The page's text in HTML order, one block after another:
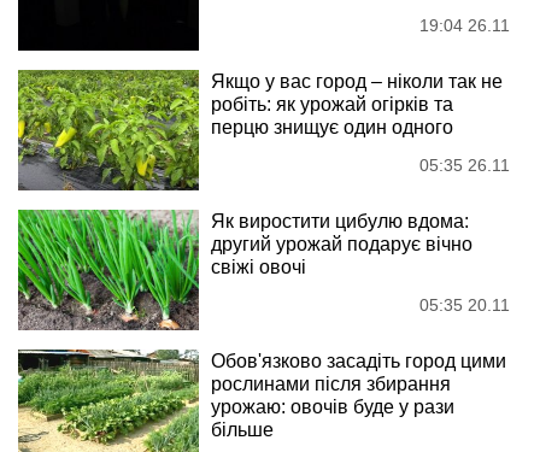
19:04 26.11
Якщо у вас город – ніколи так не
робіть: як урожай огірків та
перцю знищує один одного
05:35 26.11
Як виростити цибулю вдома:
другий урожай подарує вічно
свіжі овочі
05:35 20.11
Обов'язково засадіть город цими
рослинами після збирання
урожаю: овочів буде у рази
більше